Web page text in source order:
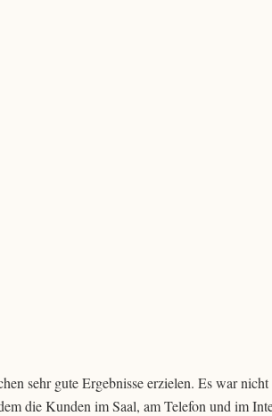
sehr gute Ergebnisse erzielen. Es war nicht
die Kunden im Saal, am Telefon und im